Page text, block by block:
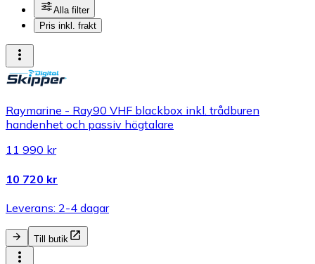
Alla filter
Pris inkl. frakt
Raymarine - Ray90 VHF blackbox inkl. trådburen
handenhet och passiv högtalare
11 990 kr
10 720 kr
Leverans: 2-4 dagar
Till butik